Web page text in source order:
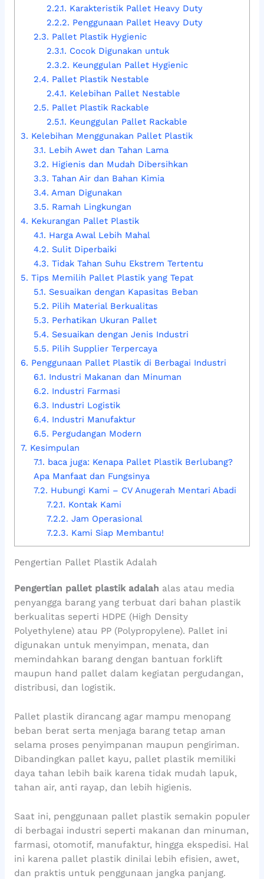
2.2.1. Karakteristik Pallet Heavy Duty
2.2.2. Penggunaan Pallet Heavy Duty
2.3. Pallet Plastik Hygienic
2.3.1. Cocok Digunakan untuk
2.3.2. Keunggulan Pallet Hygienic
2.4. Pallet Plastik Nestable
2.4.1. Kelebihan Pallet Nestable
2.5. Pallet Plastik Rackable
2.5.1. Keunggulan Pallet Rackable
3. Kelebihan Menggunakan Pallet Plastik
3.1. Lebih Awet dan Tahan Lama
3.2. Higienis dan Mudah Dibersihkan
3.3. Tahan Air dan Bahan Kimia
3.4. Aman Digunakan
3.5. Ramah Lingkungan
4. Kekurangan Pallet Plastik
4.1. Harga Awal Lebih Mahal
4.2. Sulit Diperbaiki
4.3. Tidak Tahan Suhu Ekstrem Tertentu
5. Tips Memilih Pallet Plastik yang Tepat
5.1. Sesuaikan dengan Kapasitas Beban
5.2. Pilih Material Berkualitas
5.3. Perhatikan Ukuran Pallet
5.4. Sesuaikan dengan Jenis Industri
5.5. Pilih Supplier Terpercaya
6. Penggunaan Pallet Plastik di Berbagai Industri
6.1. Industri Makanan dan Minuman
6.2. Industri Farmasi
6.3. Industri Logistik
6.4. Industri Manufaktur
6.5. Pergudangan Modern
7. Kesimpulan
7.1. baca juga: Kenapa Pallet Plastik Berlubang?
Apa Manfaat dan Fungsinya
7.2. Hubungi Kami – CV Anugerah Mentari Abadi
7.2.1. Kontak Kami
7.2.2. Jam Operasional
7.2.3. Kami Siap Membantu!
Pengertian Pallet Plastik Adalah
Pengertian pallet plastik adalah alas atau media
penyangga barang yang terbuat dari bahan plastik
berkualitas seperti HDPE (High Density
Polyethylene) atau PP (Polypropylene). Pallet ini
digunakan untuk menyimpan, menata, dan
memindahkan barang dengan bantuan forklift
maupun hand pallet dalam kegiatan pergudangan,
distribusi, dan logistik.
Pallet plastik dirancang agar mampu menopang
beban berat serta menjaga barang tetap aman
selama proses penyimpanan maupun pengiriman.
Dibandingkan pallet kayu, pallet plastik memiliki
daya tahan lebih baik karena tidak mudah lapuk,
tahan air, anti rayap, dan lebih higienis.
Saat ini, penggunaan pallet plastik semakin populer
di berbagai industri seperti makanan dan minuman,
farmasi, otomotif, manufaktur, hingga ekspedisi. Hal
ini karena pallet plastik dinilai lebih efisien, awet,
dan praktis untuk penggunaan jangka panjang.